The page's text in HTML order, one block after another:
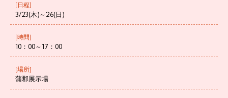
[日程]
3/23(木)～26(日)
[時間]
10：00～17：00
[場所]
蒲郡展示場